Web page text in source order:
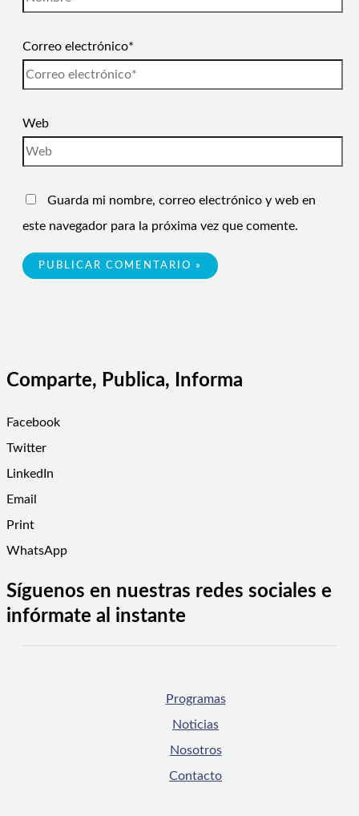
Correo electrónico*
Web
Guarda mi nombre, correo electrónico y web en
este navegador para la próxima vez que comente.
Comparte, Publica, Informa
Facebook
Twitter
LinkedIn
Email
Print
WhatsApp
Síguenos en nuestras redes sociales e
infórmate al instante
Programas
Noticias
Nosotros
Contacto